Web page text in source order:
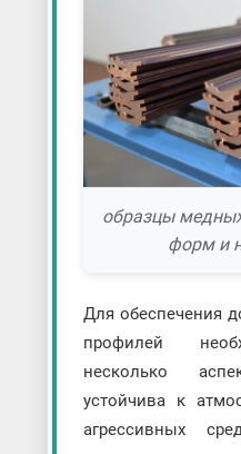
образцы
форм и
Для обеспечения
профилей
несколько
устойчива к
агрессивных